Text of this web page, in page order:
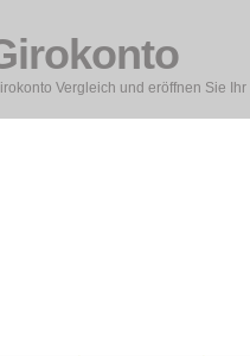
Vergleich und eröffnen Sie Ihr